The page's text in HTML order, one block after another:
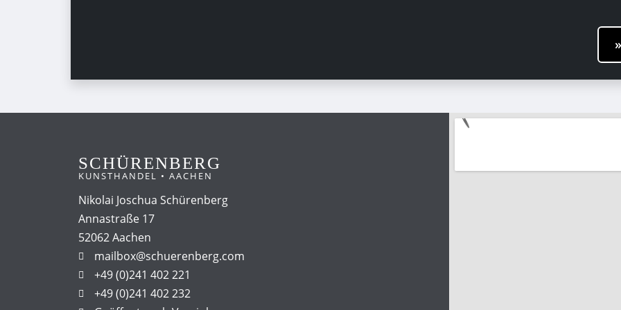
SCHÜRENBERG
KUNSTHANDEL • AACHEN
Nikolai Joschua Schürenberg
Annastraße 17
52062 Aachen
mailbox@schuerenberg.com
+49 (0)241 402 221
+49 (0)241 402 232